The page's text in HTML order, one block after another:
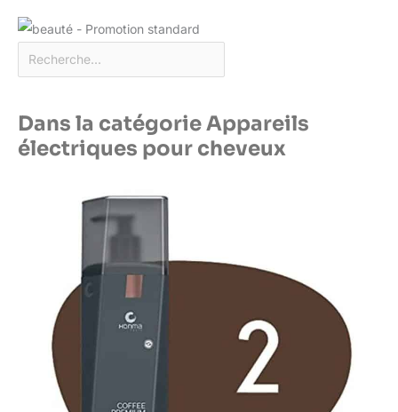
Dans la catégorie Appareils
électriques pour cheveux